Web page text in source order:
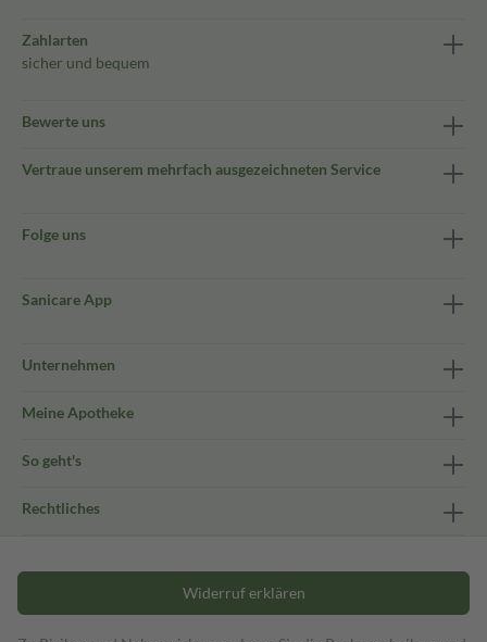
Zahlarten
sicher und bequem
Bewerte uns
Vertraue unserem mehrfach ausgezeichneten Service
Folge uns
Sanicare App
Unternehmen
Meine Apotheke
So geht's
Rechtliches
Widerruf erklären